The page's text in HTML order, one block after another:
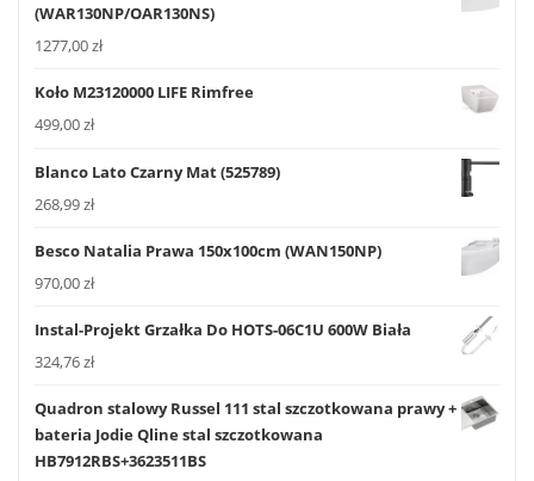
(WAR130NP/OAR130NS)
1277,00zł
Koło M23120000 LIFE Rimfree
499,00zł
Blanco Lato Czarny Mat (525789)
268,99zł
Besco Natalia Prawa 150x100cm (WAN150NP)
970,00zł
Instal-Projekt Grzałka Do HOTS-06C1U 600W Biała
324,76zł
Quadron stalowy Russel 111 stal szczotkowana prawy +
bateria Jodie Qline stal szczotkowana
HB7912RBS+3623511BS